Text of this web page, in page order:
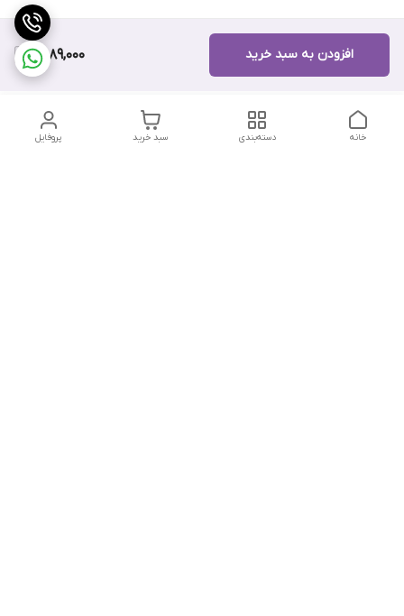
9,689,000 افزودن به سبد خرید
پروفایل سبد خرید دسته‌بندی خانه